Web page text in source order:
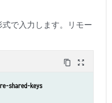
5
で入力します。リモー
content_copy zoom_out_map
shared-keys